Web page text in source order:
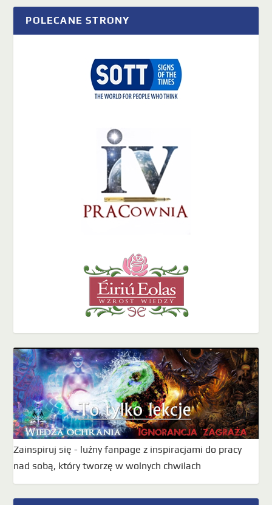
POLECANE STRONY
Zainspiruj się - luźny fanpage z inspiracjami do pracy
nad sobą, który tworzę w wolnych chwilach